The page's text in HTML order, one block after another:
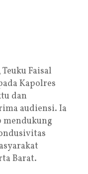
Faisal
Kapolres
dan
audiensi. Ia
mendukung
Barat.